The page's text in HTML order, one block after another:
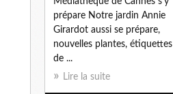
prépare Notre jardin Annie
Girardot aussi se prépare,
nouvelles plantes, étiquettes
de ...
Lire la suite